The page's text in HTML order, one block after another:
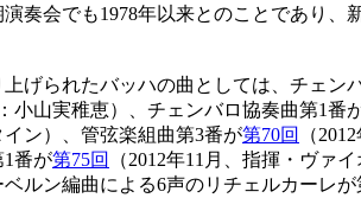
奏会でも1978年以来とのことであり、
げられたバッハの曲としては、チェン
小山実稚恵）、チェンバロ協奏曲第1番
ン）、管弦楽組曲第3番が第70回
（
1番が第75回
（2012年11月、指揮・ヴァ
ルン編曲による6声のリチェルカーレが